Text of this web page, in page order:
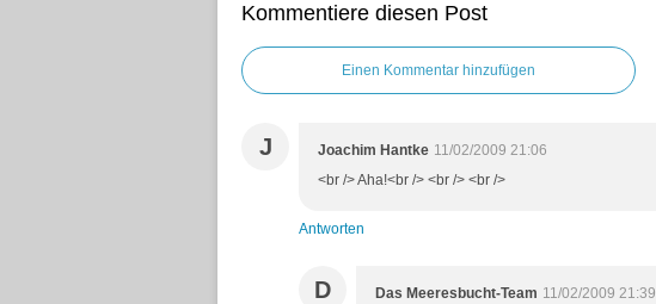
Kommentiere diesen Post
Einen Kommentar hinzufügen
J Joachim Hantke 11/02/2009 21:06
<br /> Aha!<br /> <br /> <br />
Antworten
D Das Meeresbucht-Team 11/02/2009 21:39